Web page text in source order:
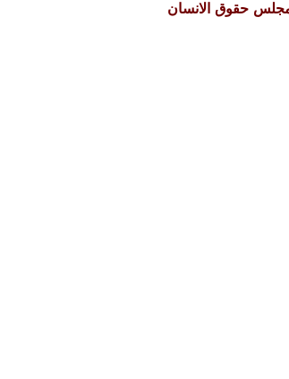
معونة تشارك في فعاليات الدورة 53 بمجلس حقوق الانسان